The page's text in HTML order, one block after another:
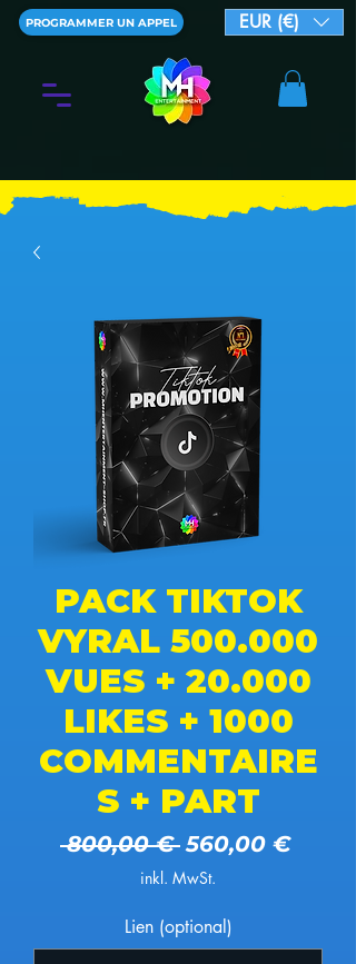
PROGRAMMER UN APPEL EUR (€)
PACK TIKTOK
VYRAL 500.000
VUES + 20.000
LIKES + 1000
COMMENTAIRE
S + PART
800,00 € Standardpreis
560,00 €Sale-
inkl. MwSt.
Lien (optional)